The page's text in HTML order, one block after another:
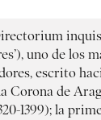
uno de los
escrito
Corona de
1399); la